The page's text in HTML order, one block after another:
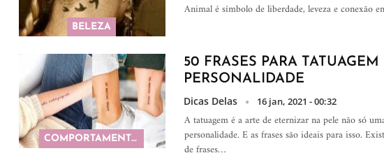
BELEZA
Animal é símbolo de liberdade, leveza e conexão
COMPORTAMENTO
50 FRASES PARA
PERSONALIDADE
Dicas Delas 16 jan, 2021 - 00:32
A tatuagem é a arte de eternizar na pele não só
personalidade. E as frases são ideais para isso.
de frases…